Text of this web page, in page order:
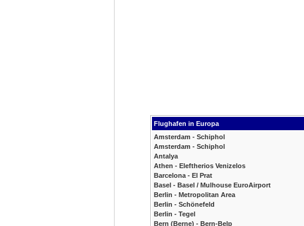
Flughafen in Europa
Amsterdam - Schiphol
Amsterdam - Schiphol
Antalya
Athen - Eleftherios Venizelos
Barcelona - El Prat
Basel - Basel / Mulhouse EuroAirport
Berlin - Metropolitan Area
Berlin - Schönefeld
Berlin - Tegel
Bern (Berne) - Bern-Belp